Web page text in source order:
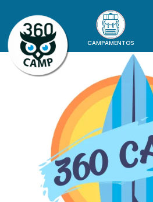
CAMPAMENTOS